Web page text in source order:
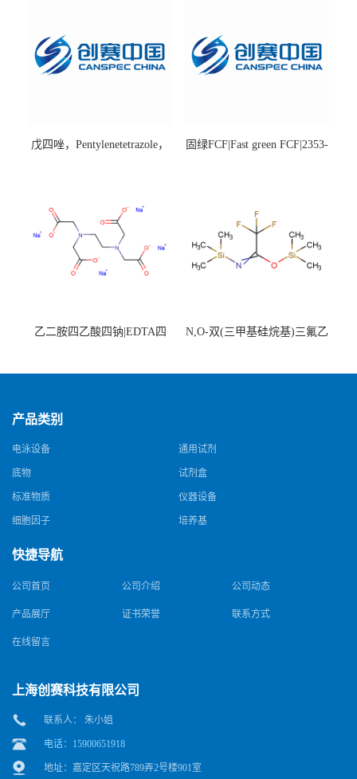
戊四唑，Pentylenetetrazole，
固绿FCF|Fast green FCF|2353-
乙二胺四乙酸四钠|EDTA四
N,O-双(三甲基硅烷基)三氟乙
产品类别
电泳设备 通用试剂
底物 试剂盒
标准物质 仪器设备
细胞因子 培养基
快捷导航
公司首页 公司介绍 公司动态
产品展厅 证书荣誉 联系方式
在线留言
上海创赛科技有限公司
联系人： 朱小姐
电话：15900651918
地址：嘉定区天祝路789弄2号楼901室